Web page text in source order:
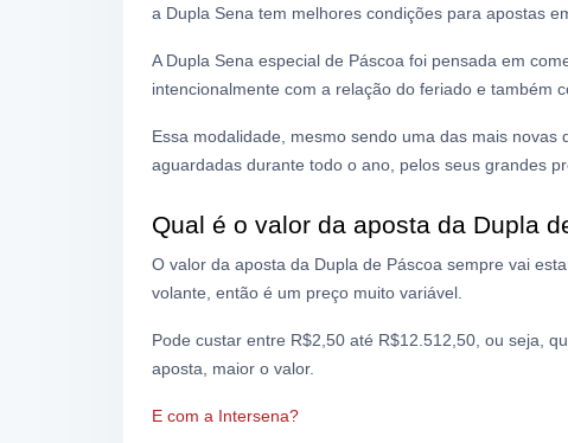
a Dupla Sena tem melhores condições para apostas
A Dupla Sena especial de Páscoa foi pensada em
intencionalmente com a relação do feriado e também
Essa modalidade, mesmo sendo uma das mais
aguardadas durante todo o ano, pelos seus grandes
Qual é o valor da aposta da Dupla
O valor da aposta da Dupla de Páscoa sempre vai
volante, então é um preço muito variável.
Pode custar entre R$2,50 até R$12.512,50, ou seja,
aposta, maior o valor.
E com a Intersena?